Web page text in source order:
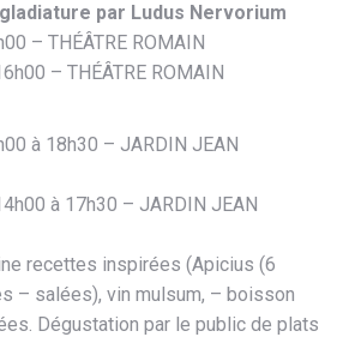
par Ludus Nervorium
– THÉÂTRE ROMAIN
– THÉÂTRE ROMAIN
à 18h30 – JARDIN JEAN
à 17h30 – JARDIN JEAN
recettes inspirées (Apicius (6
– salées), vin mulsum, – boisson
Dégustation par le public de plats